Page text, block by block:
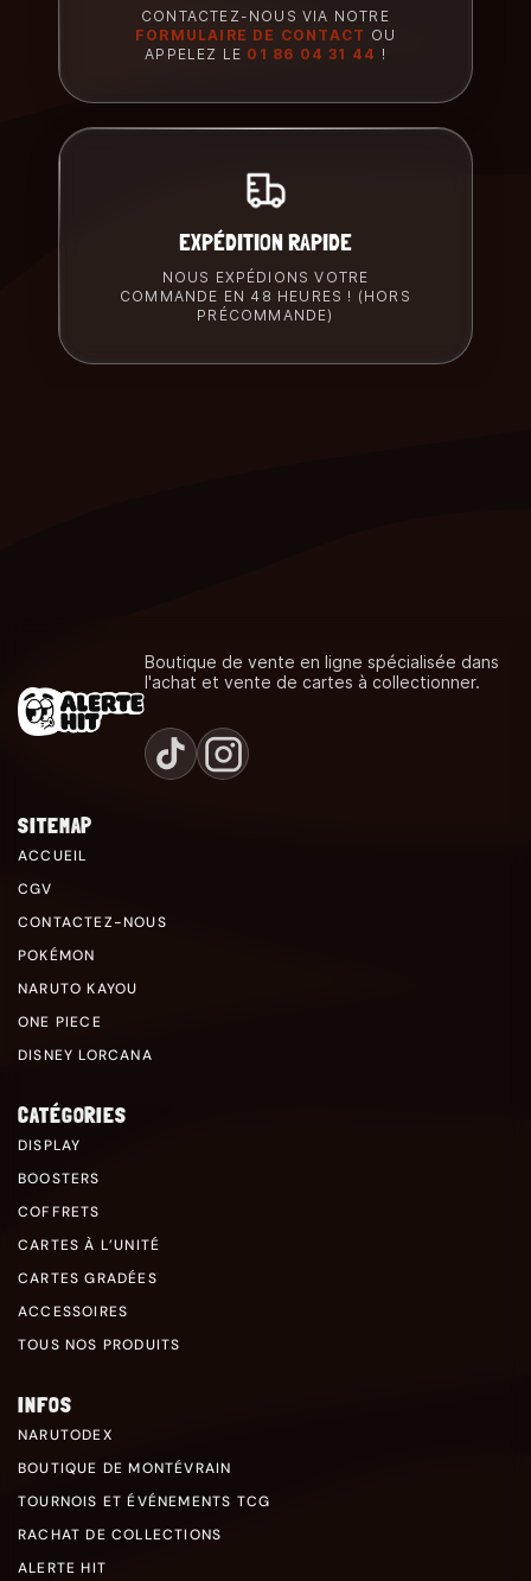
CONTACTEZ-NOUS VIA NOTRE
FORMULAIRE DE CONTACT OU
APPELEZ LE 01 86 04 31 44 !
EXPÉDITION RAPIDE
NOUS EXPÉDIONS VOTRE
COMMANDE EN 48 HEURES ! (HORS
PRÉCOMMANDE)
Boutique de vente en ligne spécialisée dans
l'achat et vente de cartes à collectionner.
SITEMAP
ACCUEIL
CGV
CONTACTEZ-NOUS
POKÉMON
NARUTO KAYOU
ONE PIECE
DISNEY LORCANA
CATÉGORIES
DISPLAY
BOOSTERS
COFFRETS
CARTES À L’UNITÉ
CARTES GRADÉES
ACCESSOIRES
TOUS NOS PRODUITS
INFOS
NARUTODEX
BOUTIQUE DE MONTÉVRAIN
TOURNOIS ET ÉVÉNEMENTS TCG
RACHAT DE COLLECTIONS
ALERTE HIT